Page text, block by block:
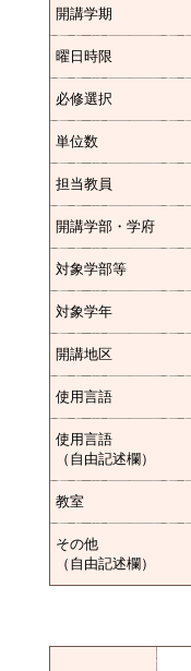
開講学期
曜日時限
必修選択
単位数
担当教員
開講学部・学府
対象学部等
対象学年
開講地区
使用言語
使用言語
（自由記述欄）
教室
その他
（自由記述欄）